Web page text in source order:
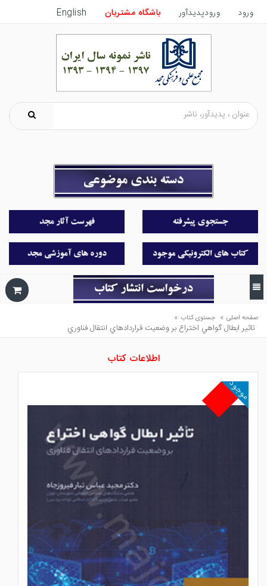
ورود ورودپدیدآور باشگاه مشتریان English
صفحه اصلی » جستوی کتاب »
تاثير ابطال گواهي اختراع بر وضعيت قراردادهاي انتقال فناوري
اطلاعات کتاب
موجود